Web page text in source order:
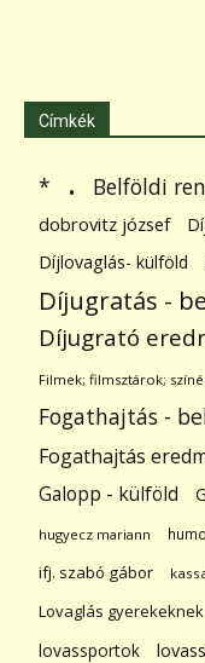
Címkék
* . Belföldi
dobrovitz józsef
Díjlovaglás- külföld
Díjugratás -
Díjugrató
Filmek; filmsztárok;
Fogathajtás -
Fogathajtás
Galopp - külföld
hugyecz mariann
ifj. szabó gábor
Lovaglás gyerekeknek
lovassportok